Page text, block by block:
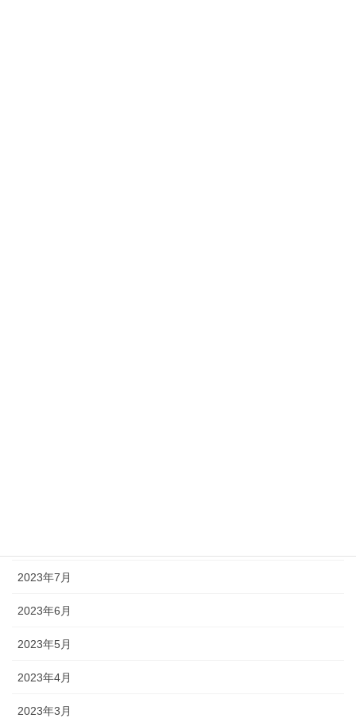
2023年7月
2023年6月
2023年5月
2023年4月
2023年3月